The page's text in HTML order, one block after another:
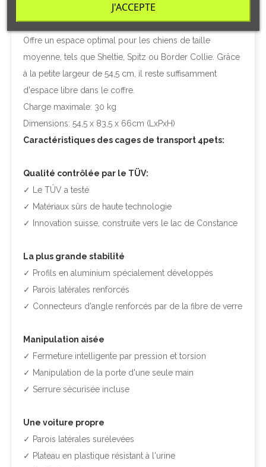
Offre un espace optimal pour les chiens de taille
moyenne, tels que Sheltie, Spitz ou Border Collie. Grâce
à la petite largeur de 54,5 cm, il reste suffisamment
d'espace libre dans le coffre.
Charge maximale: 30 kg
Dimensions: 54,5 x 83,5 x 66cm (LxPxH)
Caractéristiques des cages de transport 4pets:
Qualité contrôlée par le TÜV:
✓ Le TÜV a testé
✓ Matériaux sûrs de haute technologie
✓ Innovation suisse, construite vers le lac de Constance
La plus grande stabilité
✓ Profils en aluminium spécialement développés
✓ Parois latérales renforcés
✓ Connecteurs d'angle renforcés par de la fibre de verre
Manipulation aisée
✓ Fermeture intelligente par pression et torsion
✓ Manipulation de la porte d'une seule main
✓ Serrure sécurisée incluse
Une voiture propre
✓ Parois latérales surélevées
✓ Plateau en plastique résistant à l'urine
J'ACCEPTE